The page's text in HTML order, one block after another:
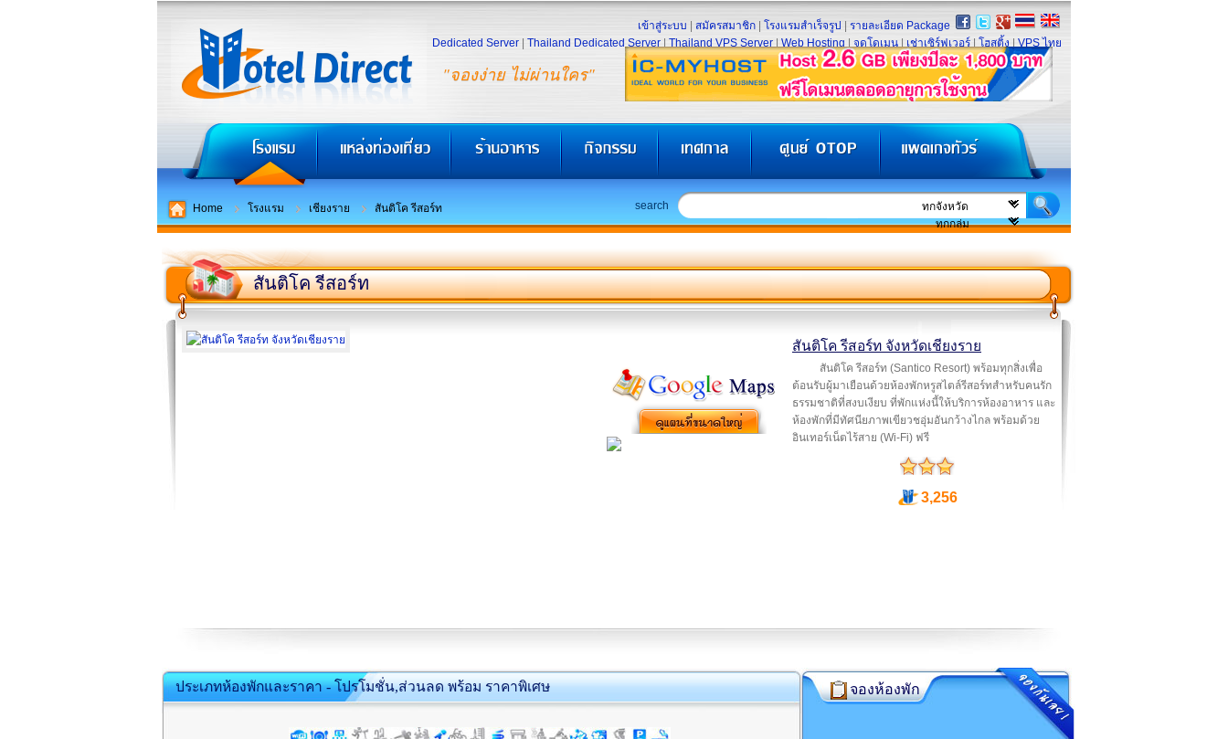
"จองง่าย ไม่ผ่านใคร"
เข้าสู่ระบบ สมัครสมาชิก โรงแรมสำเร็จรูป
รายละเอียด Package
Dedicated Server
Thailand Dedicated Server Thailand VPS Server Web Hosting จดโดเมน เช่าเซิร์ฟเวอร์ โฮสติ้ง VPS ไทย
Home โรงแรม เชียงราย สันติโค รีสอร์ท search
สันติโค รีสอร์ท
สันติโค รีสอร์ท จังหวัดเชียงราย
สันติโค รีสอร์ท (Santico Resort) พร้อมทุกสิ่งเพื่อ
ต้อนรับผู้มาเยือนด้วยห้องพักหรูสไตล์รีสอร์ทสำหรับคนรัก
ธรรมชาติที่สงบเงียบ ที่พักแห่งนี้ให้บริการห้องอาหาร และ
ห้องพักที่มีทัศนียภาพเขียวชอุ่มอันกว้างไกล พร้อมด้วย
อินเทอร์เน็ตไร้สาย (Wi-Fi) ฟรี
3,256
ประเภทห้องพักและราคา - โปรโมชั่น,ส่วนลด พร้อม ราคาพิเศษ จองห้องพัก